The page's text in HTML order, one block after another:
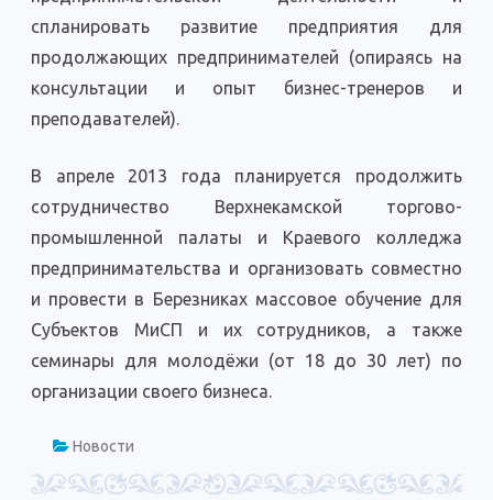
спланировать развитие предприятия для
продолжающих предпринимателей (опираясь на
консультации и опыт бизнес-тренеров и
преподавателей).
В апреле 2013 года планируется продолжить
сотрудничество Верхнекамской торгово-
промышленной палаты и Краевого колледжа
предпринимательства и организовать совместно
и провести в Березниках массовое обучение для
Субъектов МиСП и их сотрудников, а также
семинары для молодёжи (от 18 до 30 лет) по
организации своего бизнеса.
Новости